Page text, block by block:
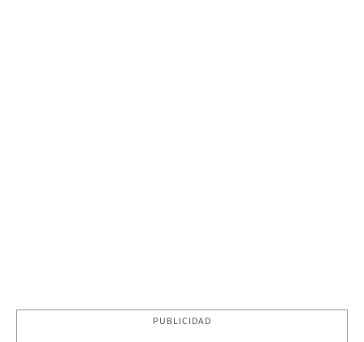
PUBLICIDAD